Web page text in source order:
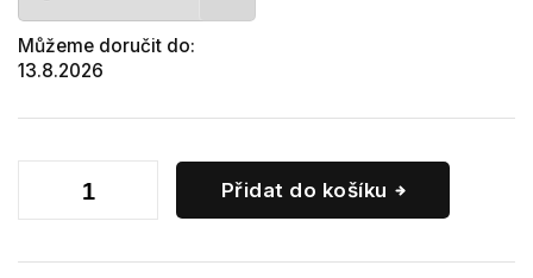
Můžeme doručit do:
13.8.2026
Přidat do košíku